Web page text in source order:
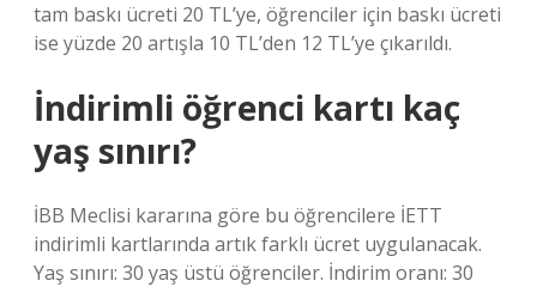
tam baskı ücreti 20 TL’ye, öğrenciler için baskı ücreti
ise yüzde 20 artışla 10 TL’den 12 TL’ye çıkarıldı.
İndirimli öğrenci kartı kaç
yaş sınırı?
İBB Meclisi kararına göre bu öğrencilere İETT
indirimli kartlarında artık farklı ücret uygulanacak.
Yaş sınırı: 30 yaş üstü öğrenciler. İndirim oranı: 30